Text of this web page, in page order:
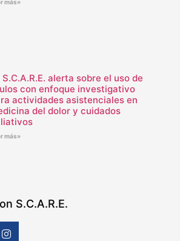
más»
S.C.A.R.E. alerta sobre el uso de
con enfoque investigativo
actividades asistenciales en
del dolor y cuidados
más»
S.C.A.R.E.